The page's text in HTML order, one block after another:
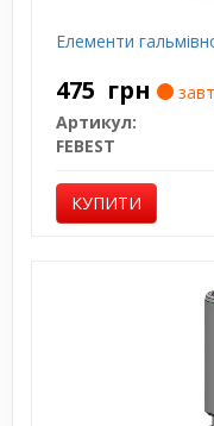
Елементи
475 грн
Артикул:
FEBEST
КУПИТИ